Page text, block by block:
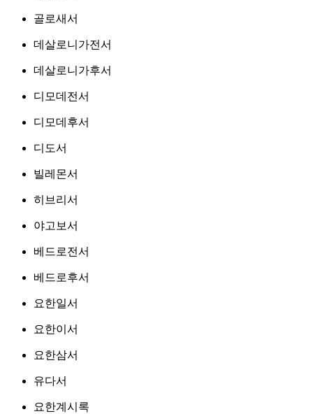
골로새서
데살로니가전서
데살로니가후서
디모데전서
디모데후서
디도서
빌레몬서
히브리서
야고보서
베드로전서
베드로후서
요한일서
요한이서
요한삼서
유다서
요한계시록